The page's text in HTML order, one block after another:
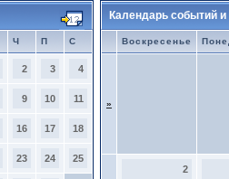
Ч П С
2 3 4
9 10 11
16 17 18
23 24 25
Календарь событий
Воскресенье
»
2